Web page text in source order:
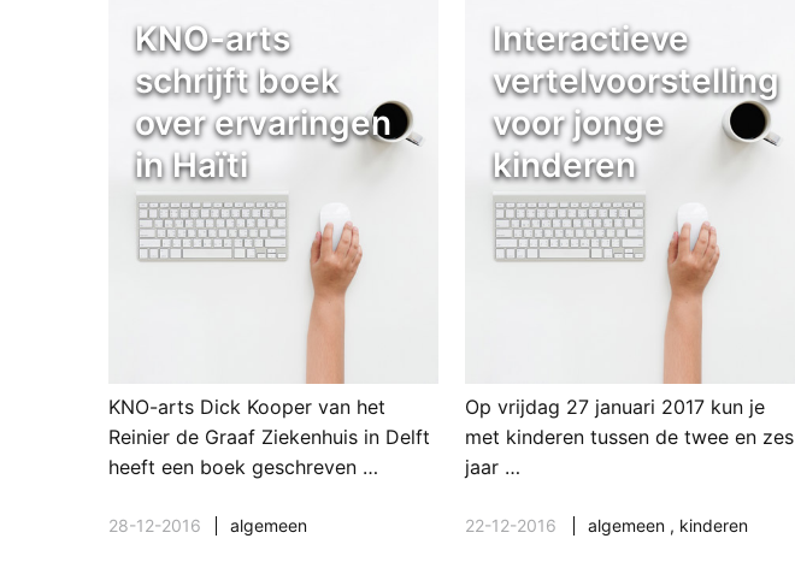
KNO-arts
schrijft boek
over ervaringen
in Haïti
KNO-arts Dick Kooper van het
Reinier de Graaf Ziekenhuis in Delft
heeft een boek geschreven …
28-12-2016 algemeen
Interactieve
vertelvoorstelling
voor jonge
kinderen
Op vrijdag 27 januari 2017 kun je
met kinderen tussen de twee en zes
jaar …
22-12-2016 algemeen , kinderen